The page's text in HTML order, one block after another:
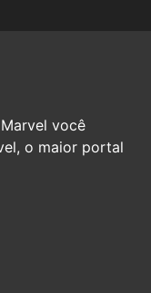
você
o maior portal